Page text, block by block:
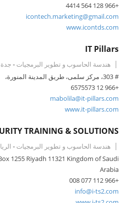
+966 128 564 4414
icontech.marketing@gmail.com
www.icontds.com
IT Pillars
هندسة الحاسوب و تطوير البرمجيات - جدة
# 303، مركز سلمى، طريق المدينة المنورة،
+966 12 6575573
mabolila@it-pillars.com
www.it-pillars.com
TRAINING & SOLUTIONS
هندسة الحاسوب و تطوير البرمجيات -
1255 Riyadh 11321 Kingdom of Saudi
Arabia
+966 112 077 008
info@i-ts2.com